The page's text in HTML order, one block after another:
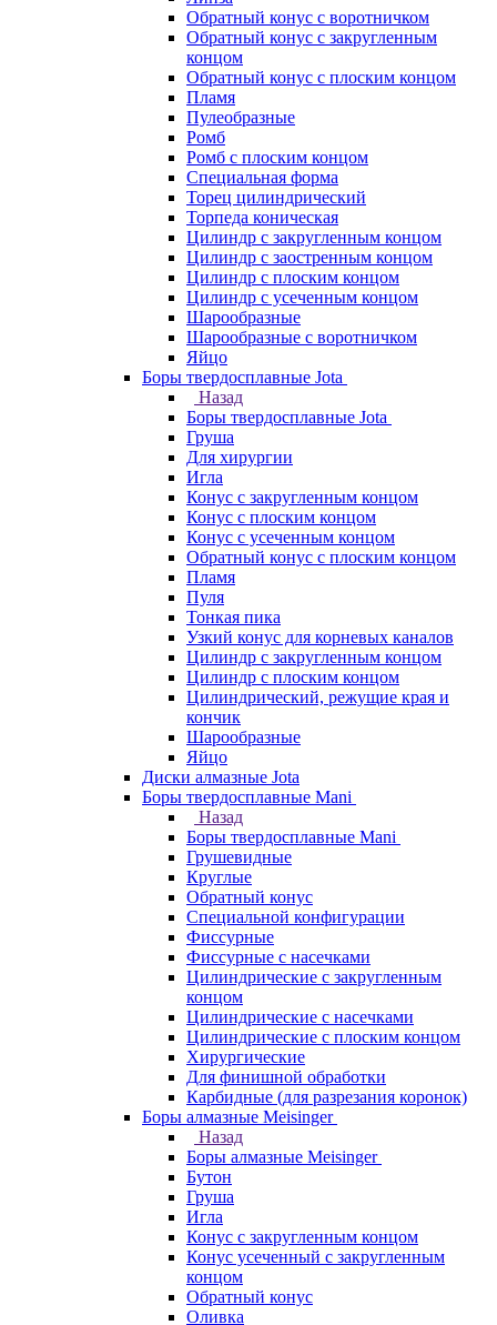
Обратный конус с воротничком
Обратный конус с закругленным
концом
Обратный конус с плоским концом
Пламя
Пулеобразные
Ромб
Ромб с плоским концом
Специальная форма
Торец цилиндрический
Торпеда коническая
Цилиндр с закругленным концом
Цилиндр с заостренным концом
Цилиндр с плоским концом
Цилиндр с усеченным концом
Шарообразные
Шарообразные с воротничком
Яйцо
Боры твердосплавные Jota
Назад
Боры твердосплавные Jota
Груша
Для хирургии
Игла
Конус с закругленным концом
Конус с плоским концом
Конус с усеченным концом
Обратный конус с плоским концом
Пламя
Пуля
Тонкая пика
Узкий конус для корневых каналов
Цилиндр с закругленным концом
Цилиндр с плоским концом
Цилиндрический, режущие края и
кончик
Шарообразные
Яйцо
Диски алмазные Jota
Боры твердосплавные Mani
Назад
Боры твердосплавные Mani
Грушевидные
Круглые
Обратный конус
Специальной конфигурации
Фиссурные
Фиссурные с насечками
Цилиндрические с закругленным
концом
Цилиндрические с насечками
Цилиндрические с плоским концом
Хирургические
Для финишной обработки
Карбидные (для разрезания коронок)
Боры алмазные Meisinger
Назад
Боры алмазные Meisinger
Бутон
Груша
Игла
Конус c закругленным концом
Конус усеченный c закругленным
концом
Обратный конус
Оливка